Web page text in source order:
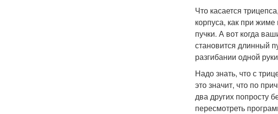
Что касается
корпуса, как при
пучки. А вот когда
становится длинный
разгибании одной
Надо знать, что с
это значит, что по
два других попросту
пересмотреть